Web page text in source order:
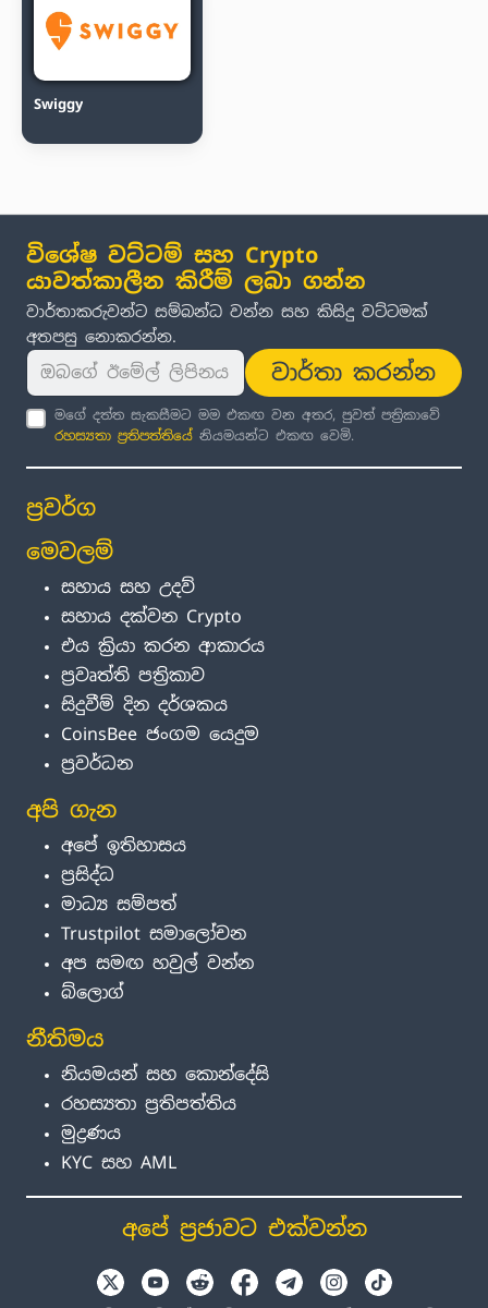
Swiggy
විශේෂ වට්ටම් සහ Crypto
යාවත්කාලීන කිරීම් ලබා ගන්න
වාර්තාකරුවන්ට සම්බන්ධ වන්න සහ කිසිදු වට්ටමක්
අතපසු නොකරන්න.
වාර්තා කරන්න
මගේ දත්ත සැකසීමට මම එකඟ වන අතර, පුවත් පත්‍රිකාවේ
රහස්‍යතා ප්‍රතිපත්තිය ේ නියමයන්ට එකඟ වෙමි.
ප්‍රවර්ග
මෙවලම්
සහාය සහ උදව්
සහාය දක්වන Crypto
එය ක්‍රියා කරන ආකාරය
ප්‍රවෘත්ති පත්‍රිකාව
සිදුවීම් දින දර්ශකය
CoinsBee ජංගම යෙදුම
ප්‍රවර්ධන
අපි ගැන
අපේ ඉතිහාසය
ප්‍රසිද්ධ
මාධ්‍ය සම්පත්
Trustpilot සමාලෝචන
අප සමඟ හවුල් වන්න
බ්ලොග්
නීතිමය
නියමයන් සහ කොන්දේසි
රහස්‍යතා ප්‍රතිපත්තිය
මුද්‍රණය
KYC සහ AML
අපේ ප්‍රජාවට එක්වන්න